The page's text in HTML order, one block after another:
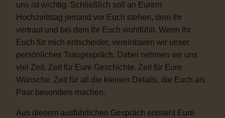
uns ist wichtig. Schließlich soll an Eurem
Hochzeitstag jemand vor Euch stehen, dem Ihr
vertraut und bei dem Ihr Euch wohlfühlt. Wenn Ihr
Euch für mich entscheidet, vereinbaren wir unser
persönliches Traugespräch. Dabei nehmen wir uns
viel Zeit. Zeit für Eure Geschichte. Zeit für Eure
Wünsche. Zeit für all die kleinen Details, die Euch als
Paar besonders machen.
Aus diesem ausführlichen Gespräch entsteht Eure